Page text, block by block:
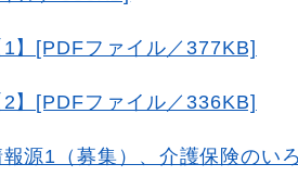
】[PDFファイル／377KB]
】[PDFファイル／336KB]
源1（募集）、介護保険のい